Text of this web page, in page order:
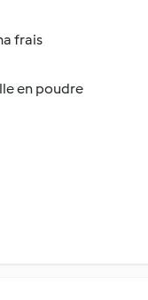
frais
en poudre